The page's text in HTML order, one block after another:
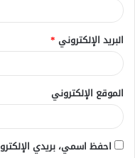
البريد الإلكتروني *
الموقع الإلكتروني
احفظ اسمي، بريدي